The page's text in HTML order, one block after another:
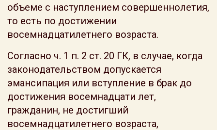
объеме с наступлением совершеннолетия,
то есть по достижении
восемнадцатилетнего возраста.
Согласно ч. 1 п. 2 ст. 20 ГК, в случае, когда
законодательством допускается
эмансипация или вступление в брак до
достижения восемнадцати лет,
гражданин, не достигший
восемнадцатилетнего возраста,